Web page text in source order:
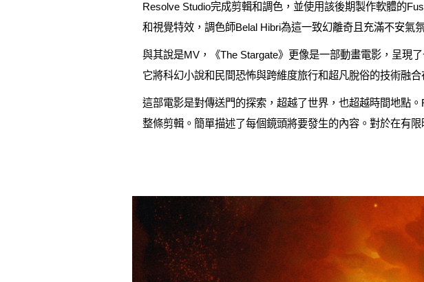
Resolve Studio完成剪輯和調色，並使用該後期製作軟體的
和視覺特效，調色師Belal Hibri為這一致幻離奇且充滿不安氣
與其說是MV，《The Stargate》更像是一部動畫電影，呈現
它將科幻小說和民間恐怖與跨維度旅行和超凡脫俗的技術融合
這部電影是對傳送門的探索，超越了世界，也超越時間地點
整條剪輯。簡單描述了每個鏡頭將要發生的內容。對於在有